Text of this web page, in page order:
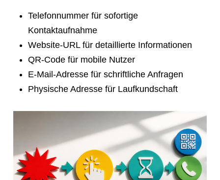
Telefonnummer für sofortige
Kontaktaufnahme
Website-URL für detaillierte Informationen
QR-Code für mobile Nutzer
E-Mail-Adresse für schriftliche Anfragen
Physische Adresse für Laufkundschaft